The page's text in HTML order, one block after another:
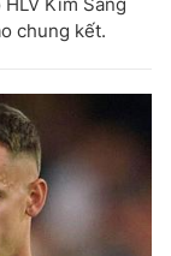
Kim Sang
chung kết.